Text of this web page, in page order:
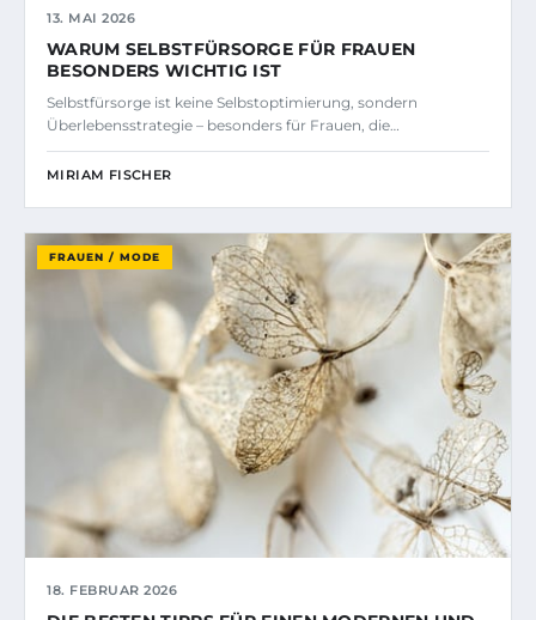
13. MAI 2026
WARUM SELBSTFÜRSORGE FÜR FRAUEN
BESONDERS WICHTIG IST
Selbstfürsorge ist keine Selbstoptimierung, sondern
Überlebensstrategie – besonders für Frauen, die…
MIRIAM FISCHER
FRAUEN / MODE
18. FEBRUAR 2026